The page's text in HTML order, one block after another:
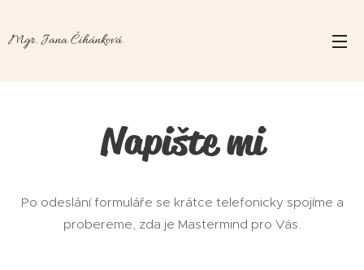
Mgr. Jana Čihánková
Napište mi
Po odeslání formuláře se krátce telefonicky spojíme a
probereme, zda je Mastermind pro Vás.